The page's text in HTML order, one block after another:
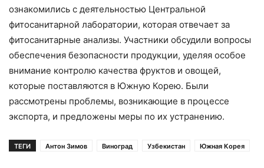
ознакомились с деятельностью Центральной
фитосанитарной лаборатории, которая отвечает за
фитосанитарные анализы. Участники обсудили вопросы
обеспечения безопасности продукции, уделяя особое
внимание контролю качества фруктов и овощей,
которые поставляются в Южную Корею. Были
рассмотрены проблемы, возникающие в процессе
экспорта, и предложены меры по их устранению.
ТЕГИ Антон Зимов Виноград Узбекистан Южная Корея